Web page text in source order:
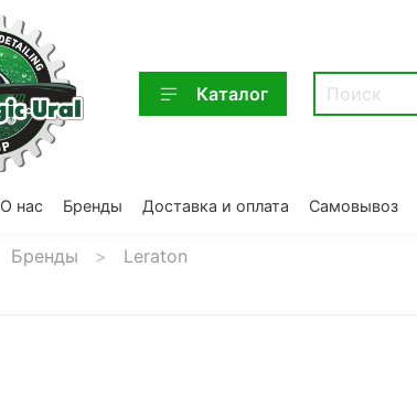
Каталог
О нас Бренды Доставка и оплата Самовывоз
Бренды Leraton